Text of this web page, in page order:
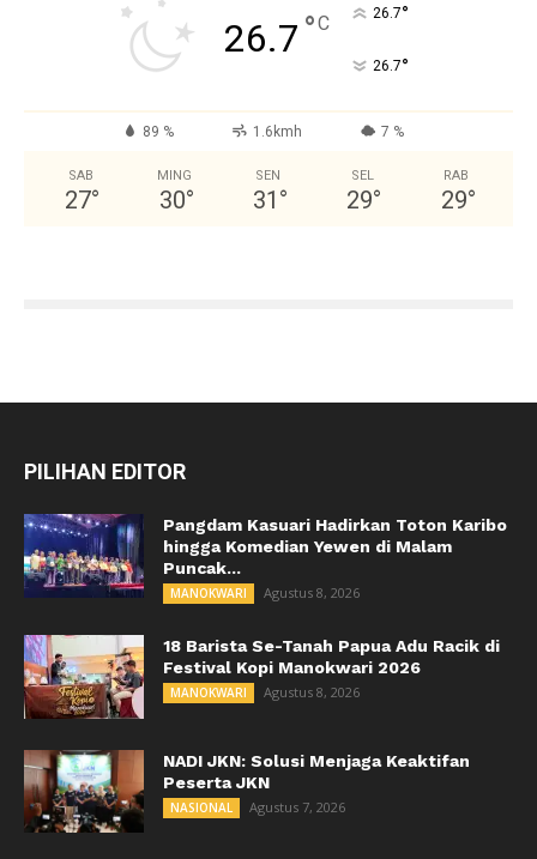
26.7 °C 26.7°
26.7°
89 % 1.6kmh 7 %
SAB
27°
MING
30°
SEN
31 °
SEL
29°
RAB
29°
PILIHAN EDITOR
Pangdam Kasuari Hadirkan Toton Karibo
hingga Komedian Yewen di Malam
Puncak...
MANOKWARI Agustus 8, 2026
18 Barista Se-Tanah Papua Adu Racik di
Festival Kopi Manokwari 2026
MANOKWARI Agustus 8, 2026
NADI JKN: Solusi Menjaga Keaktifan
Peserta JKN
NASIONAL Agustus 7, 2026